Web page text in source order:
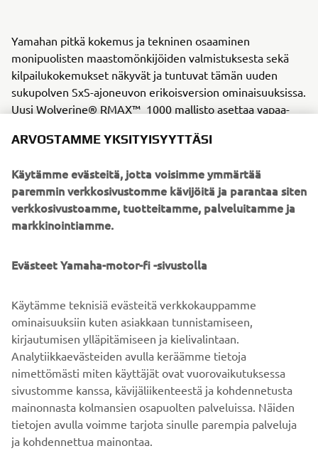
Yamahan pitkä kokemus ja tekninen osaaminen
monipuolisten maastomönkijöiden valmistuksesta sekä
kilpailukokemukset näkyvät ja tuntuvat tämän uuden
sukupolven SxS-ajoneuvon erikoisversion ominaisuuksissa.
Uusi Wolverine® RMAX™ 1000 mallisto asettaa vapaa-
Wolverine® RMAX™ 2 1000
Wolverine® RMAX™ 2 1000 SE
Wolverine® RMAX™ 4 1000
Wolverine® RMAX™ 4 1000 SE
Varaa omasi nyt ja koe aivan uudenlaiset maastoseikkailut
VARAA OMASI
ARVOSTAMME YKSITYISYYTTÄSI
Käytämme evästeitä, jotta voisimme ymmärtää
paremmin verkkosivustomme kävijöitä ja parantaa siten
verkkosivustoamme, tuotteitamme, palveluitamme ja
markkinointiamme.
Evästeet Yamaha-motor-fi -sivustolla
Käytämme teknisiä evästeitä verkkokauppamme
ominaisuuksiin kuten asiakkaan tunnistamiseen,
kirjautumisen ylläpitämiseen ja kielivalintaan.
Analytiikkaevästeiden avulla keräämme tietoja
nimettömästi miten käyttäjät ovat vuorovaikutuksessa
sivustomme kanssa, kävijäliikenteestä ja kohdennetusta
mainonnasta kolmansien osapuolten palveluissa. Näiden
tietojen avulla voimme tarjota sinulle parempia palveluja
ja kohdennettua mainontaa.